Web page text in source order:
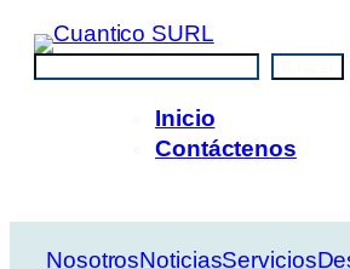
Saltar
contenido
Inicio
Contáctenos
NosotrosNoticiasServicios